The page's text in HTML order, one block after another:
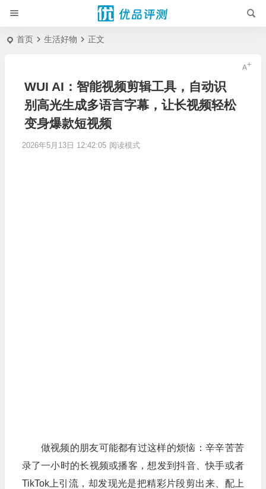
首页 生活好物 正文
WUI AI：智能视频剪辑工具，自动识
别高光生成多语言字幕，让长视频轻松
变身爆款短视频
2026年5月13日 12:42:05 阅读模式
做视频的朋友可能都有过这样的烦恼：辛辛苦苦
录了一小时的长视频或播客，想发到抖音、快手或者
TikTok上引流，却发现光是把精彩片段剪出来、配上